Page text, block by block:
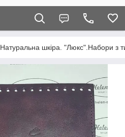
Натуральна шкіра. "Люкс".Набори з